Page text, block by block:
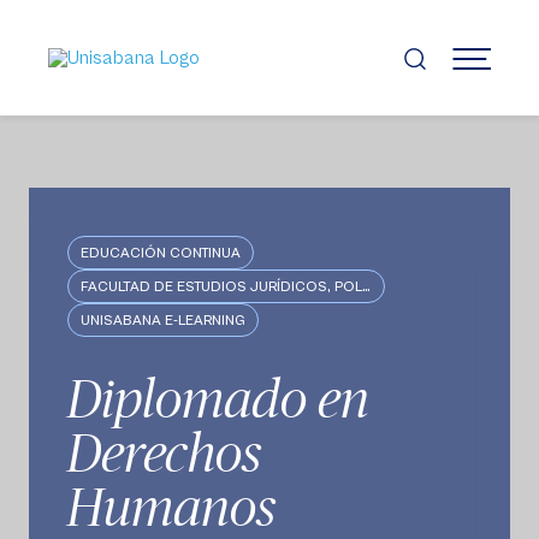
contenido
principal
MENÚ
EDUCACIÓN CONTINUA
FACULTAD DE ESTUDIOS JURÍDICOS, POLÍTICOS E INTERNACIONALES
UNISABANA E-LEARNING
Diplomado en
Derechos
Humanos